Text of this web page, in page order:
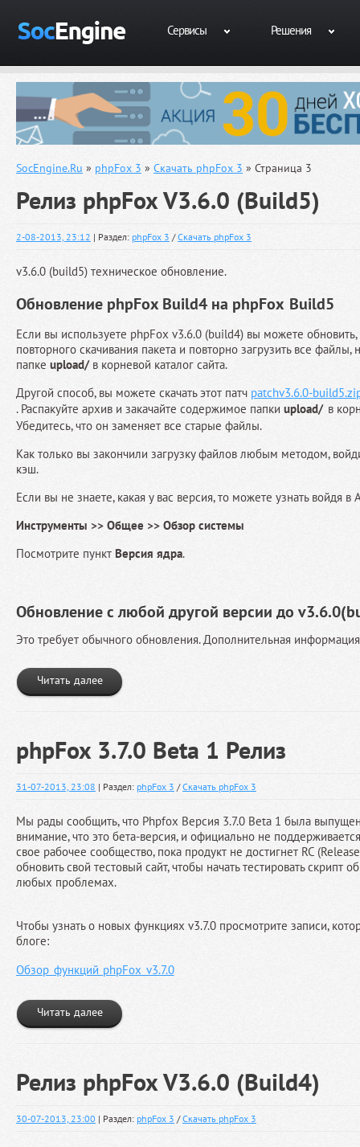
Сервисы Решения
SocEngine.Ru » phpFox 3 » Скачать phpFox 3 » Страница 3
Релиз phpFox V3.6.0 (Build5)
2-08-2013, 23:12 | Раздел: phpFox 3 /Скачать phpFox 3
v3.6.0 (build5) техническое обновление.
Обновление phpFox Build4 на phpFox Build5
Если вы используете phpFox v3.6.0 (build4) вы можете
повторного скачивания пакета и повторно загрузить все файлы,
папке upload/ в корневой каталог сайта.
Другой способ, вы можете скачать этот патч patchv3.6.0-
. Распакуйте архив и закачайте содержимое папки upload/ в
Убедитесь, что он заменяет все старые файлы.
Как только вы закончили загрузку файлов любым методом,
кэш.
Если вы не знаете, какая у вас версия, то можете узнать войдя
Инструменты >> Общее >> Обзор системы
Посмотрите пункт Версия ядра.
Обновление с любой другой версии до
Это требует обычного обновления. Дополнительная
Читать далее
phpFox 3.7.0 Beta 1 Релиз
31-07-2013, 23:08 | Раздел: phpFox 3 /Скачать phpFox 3
Мы рады сообщить, что Phpfox Версия 3.7.0 Beta 1 была
внимание, что это бета-версия, и официально не
свое рабочее сообщество, пока продукт не достигнет RC
обновить свой тестовый сайт, чтобы начать тестировать скрипт
любых проблемах.
Чтобы узнать о новых функциях v3.7.0 просмотрите записи,
блоге:
Обзор функций phpFox v3.7.0
Читать далее
Релиз phpFox V3.6.0 (Build4)
30-07-2013, 23:00 | Раздел: phpFox 3 /Скачать phpFox 3